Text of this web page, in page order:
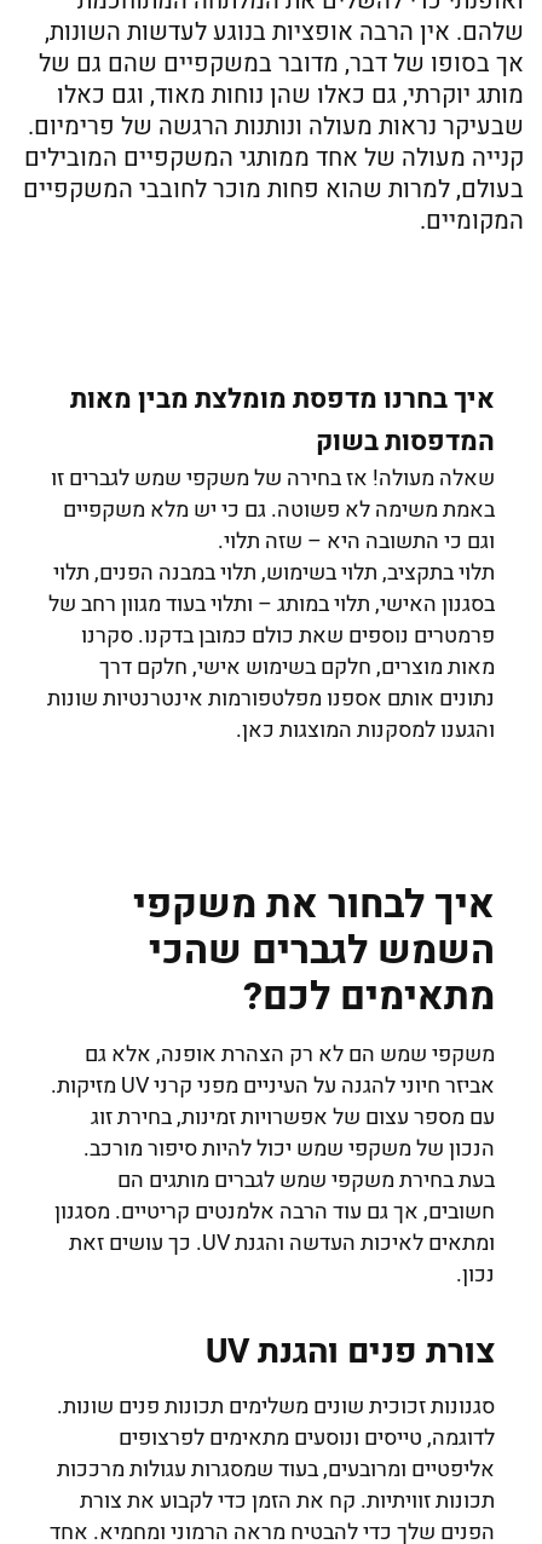
שלהם. אין הרבה אופציות בנוגע לעדשות השונות,
אך בסופו של דבר, מדובר במשקפיים שהם גם של
מותג יוקרתי, גם כאלו שהן נוחות מאוד, וגם כאלו
שבעיקר נראות מעולה ונותנות הרגשה של פרימיום.
קנייה מעולה של אחד ממותגי המשקפיים המובילים
בעולם, למרות שהוא פחות מוכר לחובבי המשקפיים
המקומיים.
איך בחרנו מדפסת מומלצת מבין מאות
המדפסות בשוק
שאלה מעולה! אז בחירה של משקפי שמש לגברים זו
באמת משימה לא פשוטה. גם כי יש מלא משקפיים
וגם כי התשובה היא – שזה תלוי.
תלוי בתקציב, תלוי בשימוש, תלוי במבנה הפנים, תלוי
בסגנון האישי, תלוי במותג – ותלוי בעוד מגוון רחב של
פרמטרים נוספים שאת כולם כמובן בדקנו. סקרנו
מאות מוצרים, חלקם בשימוש אישי, חלקם דרך
נתונים אותם אספנו מפלטפורמות אינטרנטיות שונות
והגענו למסקנות המוצגות כאן.
איך לבחור את משקפי
השמש לגברים שהכי
מתאימים לכם?
משקפי שמש הם לא רק הצהרת אופנה, אלא גם
אביזר חיוני להגנה על העיניים מפני קרני UV מזיקות.
עם מספר עצום של אפשרויות זמינות, בחירת זוג
הנכון של משקפי שמש יכול להיות סיפור מורכב.
בעת בחירת משקפי שמש לגברים מותגים הם
חשובים, אך גם עוד הרבה אלמנטים קריטיים. מסגנון
ומתאים לאיכות העדשה והגנת UV. כך עושים זאת
נכון.
צורת פנים והגנת UV
סגנונות זכוכית שונים משלימים תכונות פנים שונות.
לדוגמה, טייסים ונוסעים מתאימים לפרצופים
אליפטיים ומרובעים, בעוד שמסגרות עגולות מרככות
תכונות זוויתיות. קח את הזמן כדי לקבוע את צורת
הפנים שלך כדי להבטיח מראה הרמוני ומחמיא. אחד